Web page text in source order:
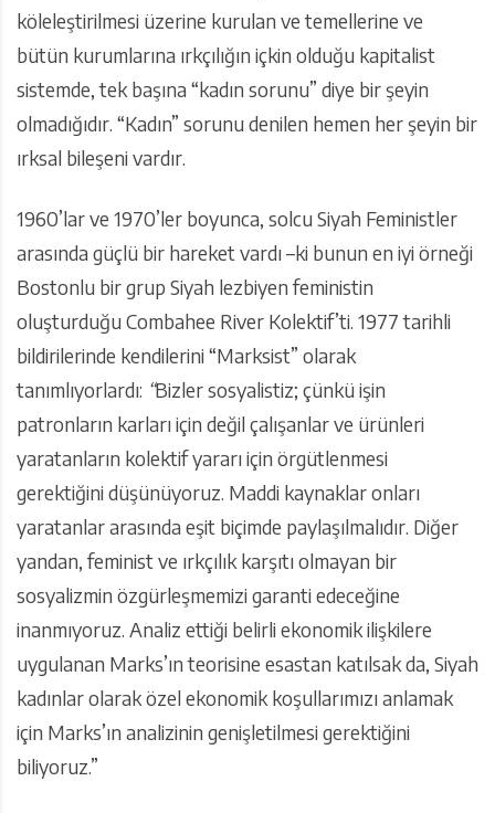
köleleştirilmesi üzerine kurulan ve temellerine ve
bütün kurumlarına ırkçılığın içkin olduğu kapitalist
sistemde, tek başına “kadın sorunu” diye bir şeyin
olmadığıdır. “Kadın” sorunu denilen hemen her şeyin bir
ırksal bileşeni vardır.
1960’lar ve 1970’ler boyunca, solcu Siyah Feministler
arasında güçlü bir hareket vardı –ki bunun en iyi örneği
Bostonlu bir grup Siyah lezbiyen feministin
oluşturduğu Combahee River Kolektif’ti. 1977 tarihli
bildirilerinde kendilerini “Marksist” olarak
tanımlıyorlardı: “Bizler sosyalistiz; çünkü işin
patronların karları için değil çalışanlar ve ürünleri
yaratanların kolektif yararı için örgütlenmesi
gerektiğini düşünüyoruz. Maddi kaynaklar onları
yaratanlar arasında eşit biçimde paylaşılmalıdır. Diğer
yandan, feminist ve ırkçılık karşıtı olmayan bir
sosyalizmin özgürleşmemizi garanti edeceğine
inanmıyoruz. Analiz ettiği belirli ekonomik ilişkilere
uygulanan Marks’ın teorisine esastan katılsak da, Siyah
kadınlar olarak özel ekonomik koşullarımızı anlamak
için Marks’ın analizinin genişletilmesi gerektiğini
biliyoruz.”